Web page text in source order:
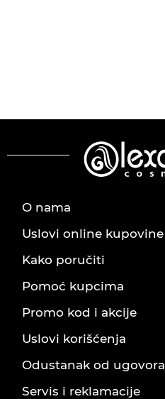
O nama
Uslovi online kupovine
Kako poručiti
Pomoć kupcima
Promo kod i akcije
Uslovi korišćenja
Odustanak od ugovora
Servis i reklamacije